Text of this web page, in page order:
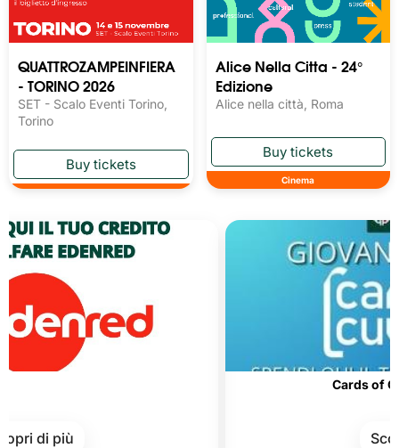
QUATTROZAMPEINFIERA
- TORINO 2026
SET - Scalo Eventi Torino,
Torino
Alice Nella Citta - 24°
Edizione
Alice nella città, Roma
Cinema
Cards of Culture
Scopri di